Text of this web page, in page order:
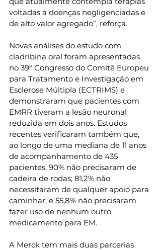
voltadas a doenças negligenciadas e
de alto valor agregado”, reforça.
Novas análises do estudo com
cladribina oral foram apresentadas
no 39º Congresso do Comitê Europeu
para Tratamento e Investigação em
Esclerose Múltipla (ECTRIMS) e
demonstraram que pacientes com
EMRR tiveram a lesão neuronal
reduzida em dois anos. Estudos
recentes verificaram também que,
ao longo de uma mediana de 11 anos
de acompanhamento de 435
pacientes, 90% não precisaram de
cadeira de rodas; 81,2% não
necessitaram de qualquer apoio para
caminhar; e 55,8% não precisaram
fazer uso de nenhum outro
medicamento para EM.
A Merck tem mais duas parcerias